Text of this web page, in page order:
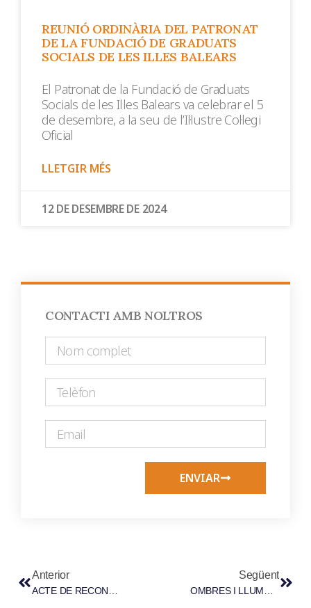
REUNIÓ ORDINÀRIA DEL PATRONAT
DE LA FUNDACIÓ DE GRADUATS
SOCIALS DE LES ILLES BALEARS
El Patronat de la Fundació de Graduats
Socials de les Illes Balears va celebrar el 5
de desembre, a la seu de l’Il·lustre Col·legi
Oficial
LLETGIR MÉS
12 DE DESEMBRE DE 2024
CONTACTI AMB NOLTROS
ENVIAR
Anterior
ACTE DE RECONEIXEMENT DEL VOLUNTARIAT DE GRADUATS SOCIALS D´EIVISSA PER LA SEVA TASCA ALTRUISTA EN EL SI DE L´OFICINA DE ORIENTACIÓ JURÍDICO-LABORAL
Següent
OMBRES I LLUMS EN EL SISTEMA DE LA SEGURETAT SOCIAL